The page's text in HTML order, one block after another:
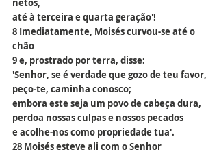
netos,
até à terceira e quarta geração'!
8 Imediatamente, Moisés curvou-se até o
chão
9 e, prostrado por terra, disse:
'Senhor, se é verdade que gozo de teu favor,
peço-te, caminha conosco;
embora este seja um povo de cabeça dura,
perdoa nossas culpas e nossos pecados
e acolhe-nos como propriedade tua'.
28 Moisés esteve ali com o Senhor